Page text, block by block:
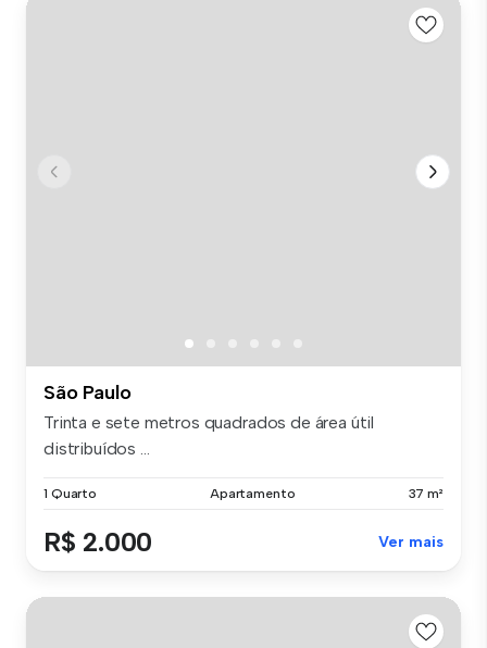
São Paulo
Trinta e sete metros quadrados de área útil
distribuídos ...
1 Quarto Apartamento 37 m²
R$ 2.000 Ver mais